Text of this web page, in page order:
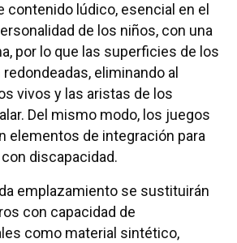
contenido lúdico, esencial en el
de los niños, con una
por lo que las superficies de los
eliminando al
vivos y las aristas de los
Del mismo modo, los juegos
elementos de integración para
discapacidad.
emplazamiento se sustituirán
con capacidad de
como material sintético,